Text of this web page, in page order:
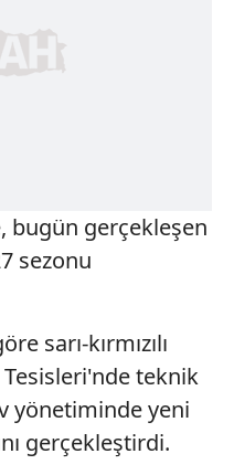
bugün gerçekleşen
sezonu
sarı-kırmızılı
teknik
yönetiminde yeni
gerçekleştirdi.